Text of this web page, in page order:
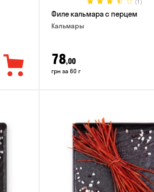
(1)
Филе кальмара с перцем
Кальмары
78,00
грн за 60 г